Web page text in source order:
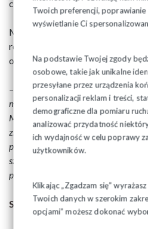
Twoich preferencji,
wyświetlanie Ci
Na podstawie Twojej zgody
osobowe, takie jak unikalne
przesyłane przez urządzenia
personalizacji reklam i treści,
demograficzne dla pomiaru
analizować przydatność
ich wydajność w celu poprawy
użytkowników.
Klikając „Zgadzam się”
Twoich danych w szerokim
opcjami” możesz dokonać
ciepło bardzo dotkliwie odczuje
Minister Klimatu i Środowiska
rozmowie z Rzeczpospolitą
okazać zbyt wczesnym terminem
– Rozważamy i rozmawiamy z
możliwe jest przesunięcie terminu
Może okazać się, że 2027 rok
zbyt wczesna data, a
podołać nowym regulacjom.
szkodliwe dla całej gospodarki, a
powiedziała minister Hennig-Kloska.
Statystyczna rodzina